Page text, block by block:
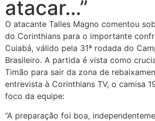
atacar…”
O atacante Talles Magno comentou
do Corinthians para o importante
Cuiabá, válido pela 31ª rodada do
Brasileiro. A partida é vista como
Timão para sair da zona de
entrevista à Corinthians TV, o camisa
foco da equipe:
“A preparação foi boa,